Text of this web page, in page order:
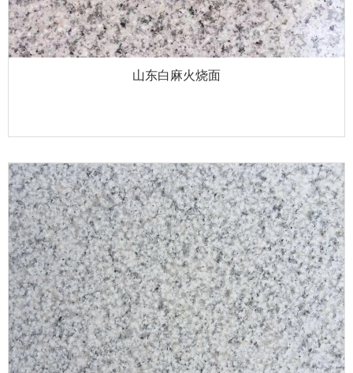
山东白麻火烧面